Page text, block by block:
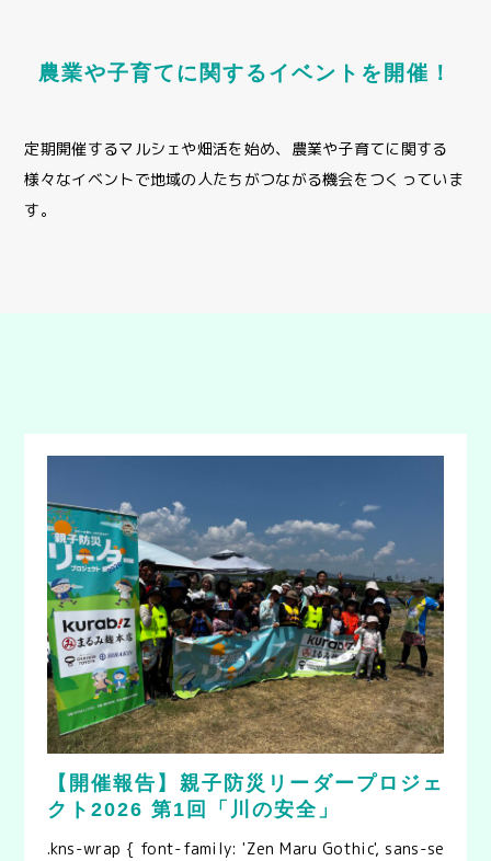
農業や子育てに関するイベントを開催！
定期開催するマルシェや畑活を始め、農業や子育てに関する
様々なイベントで地域の人たちがつながる機会をつくっていま
す。
【開催報告】親子防災リーダープロジェ
クト2026 第1回「川の安全」
.kns-wrap { font-family: 'Zen Maru Gothic', sans-se